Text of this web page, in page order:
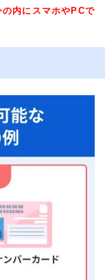
の内にスマホやPCで